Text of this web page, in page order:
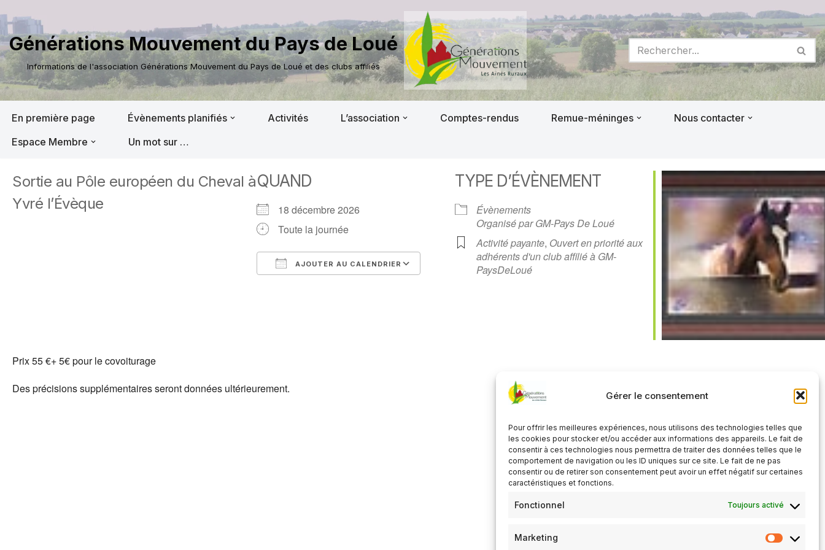
Gérer le consentement
Pour offrir les meilleures expériences, nous utilisons des technologies telles que
les cookies pour stocker et/ou accéder aux informations des appareils. Le fait de
consentir à ces technologies nous permettra de traiter des données telles que le
comportement de navigation ou les ID uniques sur ce site. Le fait de ne pas
consentir ou de retirer son consentement peut avoir un effet négatif sur certaines
caractéristiques et fonctions.
Fonctionnel Toujours activé
Marketing
Aller
au
contenu
Générations Mouvement du Pays de Loué
Informations de l'association Générations Mouvement du Pays de Loué et des clubs affiliés
En première page Évènements planifiés Activités L’association Comptes-rendus Remue-méninges
Nous contacter
Espace Membre
Un mot sur …
Sortie au Pôle européen du Cheval à
Yvré l’Évèque
QUAND
18 décembre 2026
Toute la journée
AJOUTER AU CALENDRIER
Office 365
TYPE D’ÉVÈNEMENT
Évènements
Organisé par GM-Pays De Loué
Activité payante, Ouvert en priorité aux
adhérents d'un club affilié à GM-
PaysDeLoué
Prix 55 €+ 5€ pour le covoiturage
Des précisions supplémentaires seront données ultérieurement.